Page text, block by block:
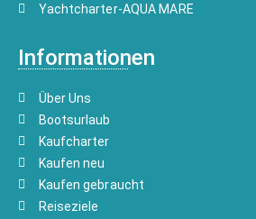
Yachtcharter-AQUA MARE
Informationen
Über Uns
Bootsurlaub
Kaufcharter
Kaufen neu
Kaufen gebraucht
Reiseziele